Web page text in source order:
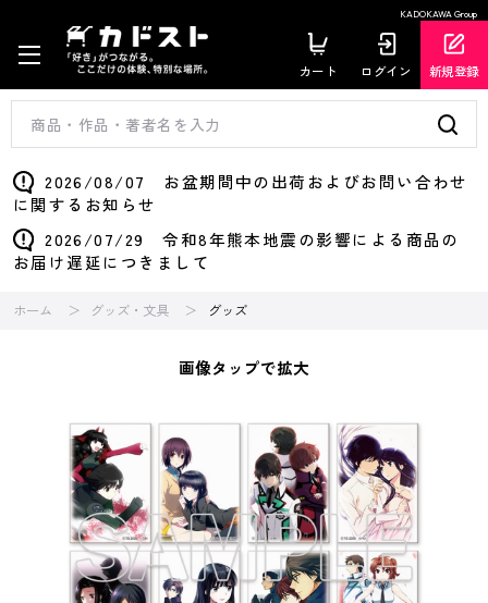
KADOKAWA Group
カート ログイン 新規登録
2026/08/07 お盆期間中の出荷およびお問い合わせ
に関するお知らせ
2026/07/29 令和8年熊本地震の影響による商品の
お届け遅延につきまして
ホーム グッズ・文具 グッズ
画像タップで拡大